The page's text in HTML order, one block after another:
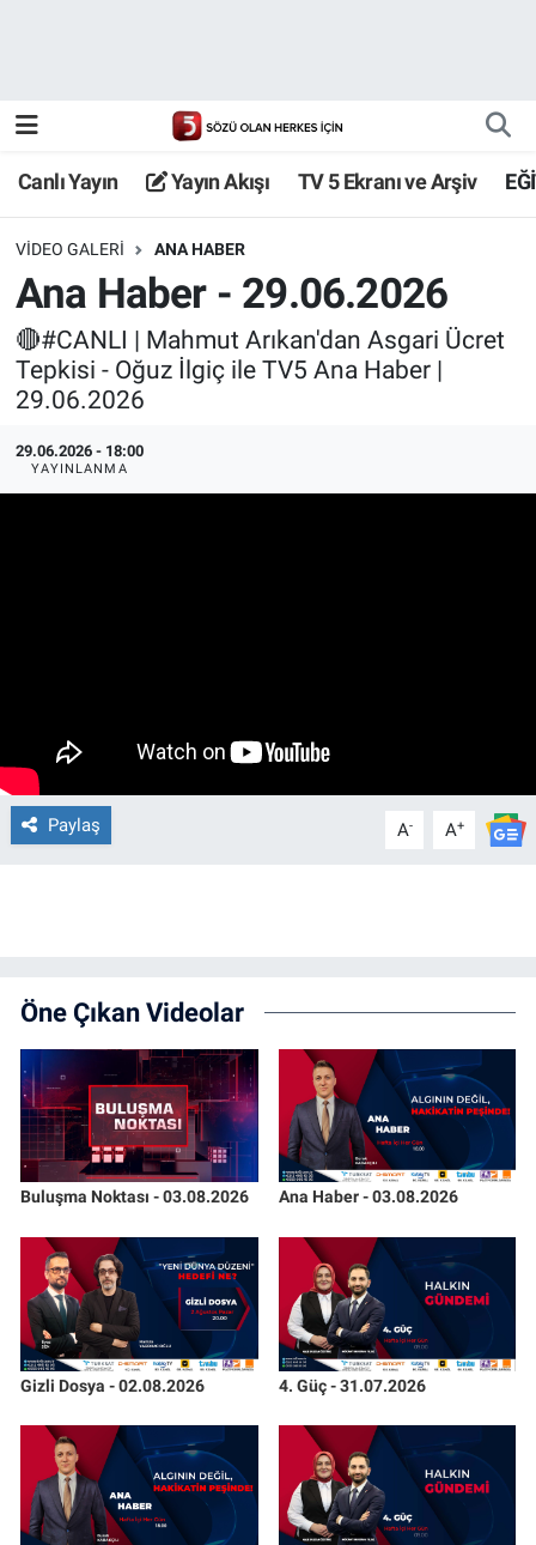
Canlı Yayın Yayın Akışı TV 5 Ekranı ve Arşiv
VIDEO GALERI ANA HABER
Ana Haber - 29.06.2026
🔴#CANLI | Mahmut Arıkan'dan Asgari Ücret
Tepkisi - Oğuz İlgiç ile TV5 Ana Haber |
29.06.2026
29.06.2026 - 18:00
YAYINLANMA
Paylaş A- A+
Öne Çıkan Videolar
Buluşma Noktası - 03.08.2026 Ana Haber - 03.08.2026
Gizli Dosya - 02.08.2026 4. Güç - 31.07.2026
TV 5 Ekranı ve Arşiv